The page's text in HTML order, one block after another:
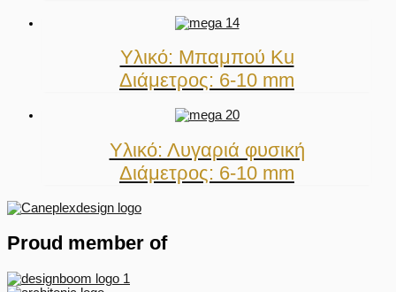
Υλικό: Μπαμπού Ku
Διάμετρος: 6-10 mm
Υλικό: Λυγαριά φυσική
Διάμετρος: 6-10 mm
Proud member of